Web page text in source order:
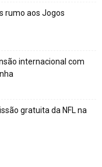
rumo aos Jogos
internacional com
gratuita da NFL na